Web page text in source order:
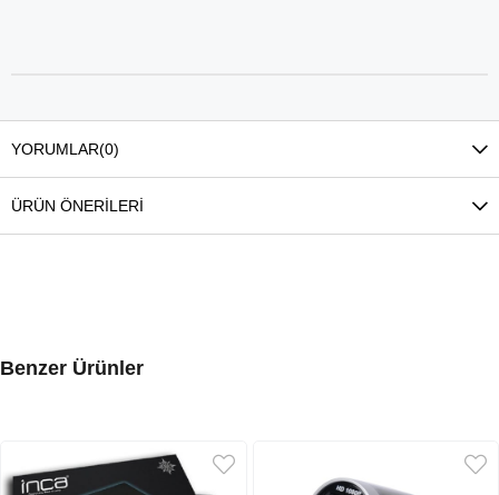
YORUMLAR(0)
ÜRÜN ÖNERILERI
Benzer Ürünler